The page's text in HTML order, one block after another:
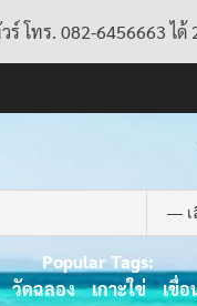
โทร. 082-6456663 ได้
Popular Tags:
วัดฉลอง เกาะใข่ เขื่อ